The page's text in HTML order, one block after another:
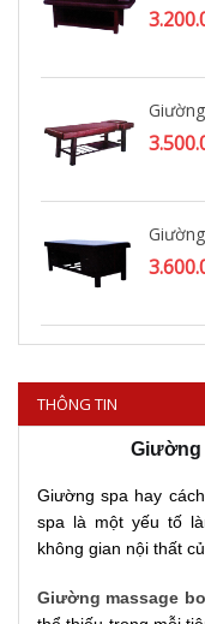
THÔNG TIN
Giường
Giường spa hay
spa là một yếu tố
không gian nội thất
Giường massage